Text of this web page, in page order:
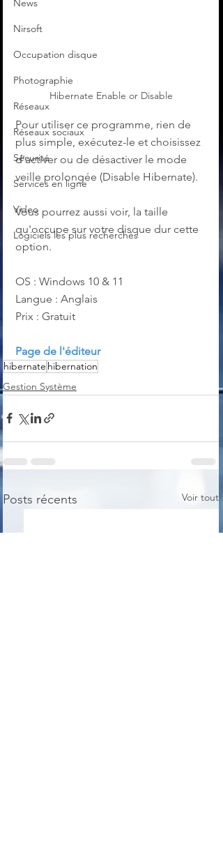
News
Nirsoft
Occupation disque
Photographie
Réseaux
Réseaux sociaux
Sécurité
Services en ligne
Video
Logiciels les plus recherchés
Hibernate Enable or Disable
Pour utiliser ce programme, rien de
plus simple, exécutez-le et choisissez
d'activer ou de désactiver le mode
veille prolongée (Disable Hibernate).
Vous pourrez aussi voir, la taille
qu'occupe sur votre disque dur cette
option.
OS : Windows 10 & 11
Langue : Anglais
Prix : Gratuit
Page de l'éditeur
hibernate hibernation
Gestion Système
Posts récents Voir tout